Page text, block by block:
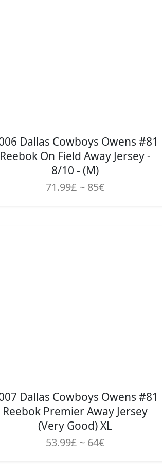
Dallas Cowboys Owens #81
Reebok On Field Away Jersey -
8/10 - (M)
71.99£ ~ 85€
Dallas Cowboys Owens #81
Reebok Premier Away Jersey
(Very Good) XL
53.99£ ~ 64€